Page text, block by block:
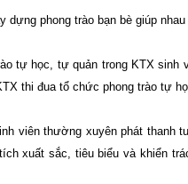
dựng phong trào bạn bè giúp
tự học, tự quản trong KTX sinh
thi đua tổ chức phong trào tự
viên thường xuyên phát thanh
xuất sắc, tiêu biểu và khiển